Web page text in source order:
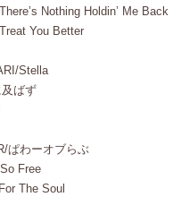
Nothing Holdin’ Me Back
You Better
Stella
ばず
ぱわーオブらぶ
Free
The Soul